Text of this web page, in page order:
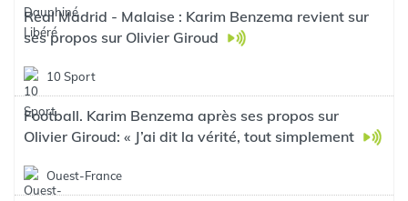
Real Madrid - Malaise : Karim Benzema revient sur
ses propos sur Olivier Giroud
10 Sport
Football. Karim Benzema après ses propos sur
Olivier Giroud: « J’ai dit la vérité, tout simplement
Ouest-France